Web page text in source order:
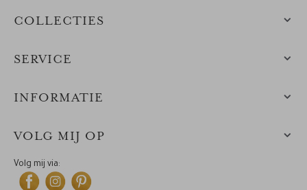
COLLECTIES
SERVICE
INFORMATIE
VOLG MIJ OP
Volg mij via: